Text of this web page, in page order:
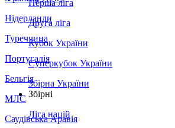
Нідерланди
Туреччина
Португалія
Бельгія
МЛС
Саудівська Аравія
Перша ліга
Друга ліга
Кубок України
Суперкубок України
Збірна України
Збірні
Ліга націй